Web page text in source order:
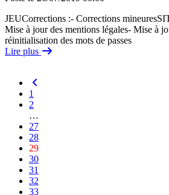
JEUCorrections :- Corrections
Mise à jour des mentions légales- Mise à
réinitialisation des mots de passes
Lire plus
1
2
…
27
28
29
30
31
32
33